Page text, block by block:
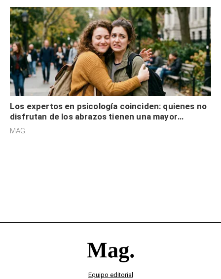
Los expertos en psicología coinciden: quienes no
disfrutan de los abrazos tienen una mayor
sensibilidad a los estímulos físicos y no es por
MAG.
Equipo editorial